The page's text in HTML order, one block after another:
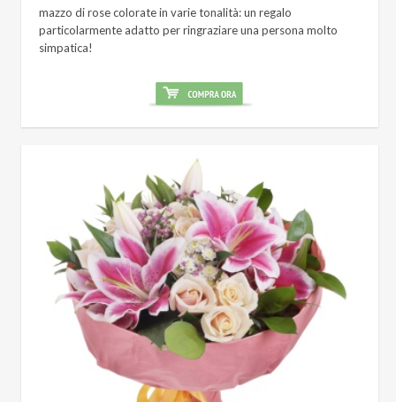
mazzo di rose colorate in varie tonalità: un regalo
particolarmente adatto per ringraziare una persona molto
simpatica!